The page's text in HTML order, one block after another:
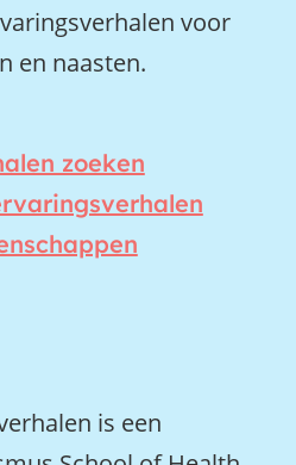
voor
en naasten.
zoeken
is een